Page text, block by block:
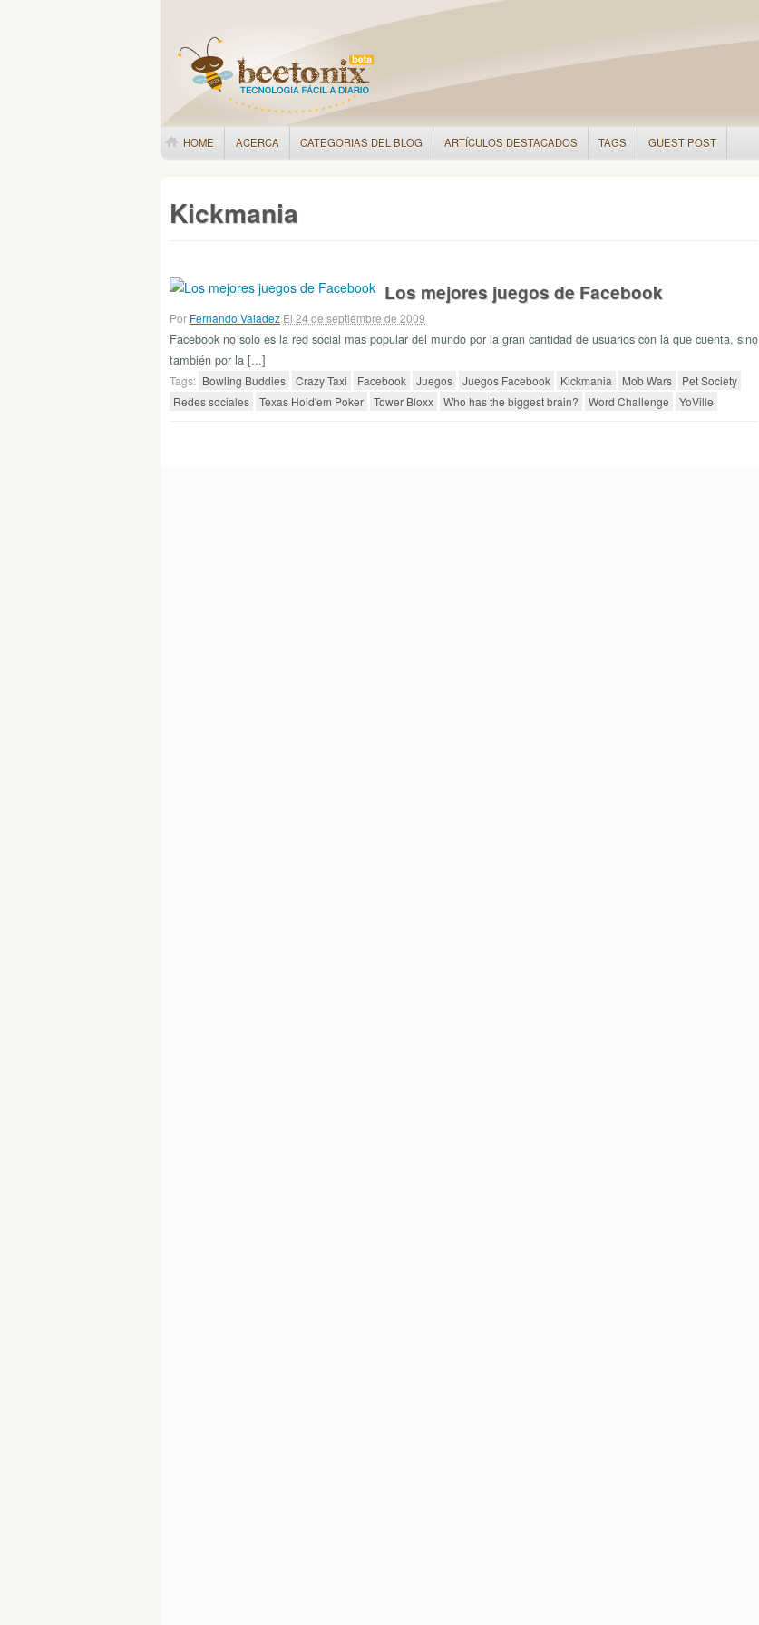
HOME ACERCA CATEGORIAS DEL BLOG ARTÍCULOS DESTACADOS TAGS GUEST POST
Kickmania
Los mejores juegos de Facebook
Por Fernando Valadez El 24 de septiembre de 2009
Facebook no solo es la red social mas popular del mundo por la gran cantidad de usuarios con la que cuenta, sino
también por la [...]
Tags: Bowling Buddies Crazy Taxi Facebook Juegos Juegos Facebook Kickmania Mob Wars
Pet Society
Redes sociales
Texas Hold'em Poker Tower Bloxx Who has the biggest brain? Word Challenge YoVille